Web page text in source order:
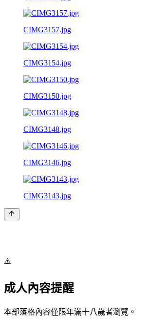
CIMG3157.jpg
CIMG3154.jpg
CIMG3150.jpg
CIMG3148.jpg
CIMG3146.jpg
CIMG3143.jpg
⚠️
成人內容提醒
本部落格內容僅限年滿十八歲者瀏覽。